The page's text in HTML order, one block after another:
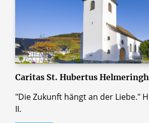
Caritas St. Hubertus
"Die Zukunft hängt an der Liebe."
II.